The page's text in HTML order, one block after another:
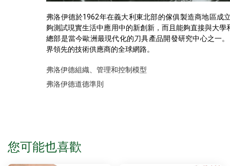
弗洛伊德於1962年在義大利東北部的傢俱製造商地區成
夠測試現實生活中應用中的新創新，而且能夠直接與大
總部是當今歐洲最現代化的刀具產品開發研究中心之一
界領先的技術供應商的全球網路。
弗洛伊德組織、管理和控制模型
弗洛伊德道德準則
您可能也喜歡